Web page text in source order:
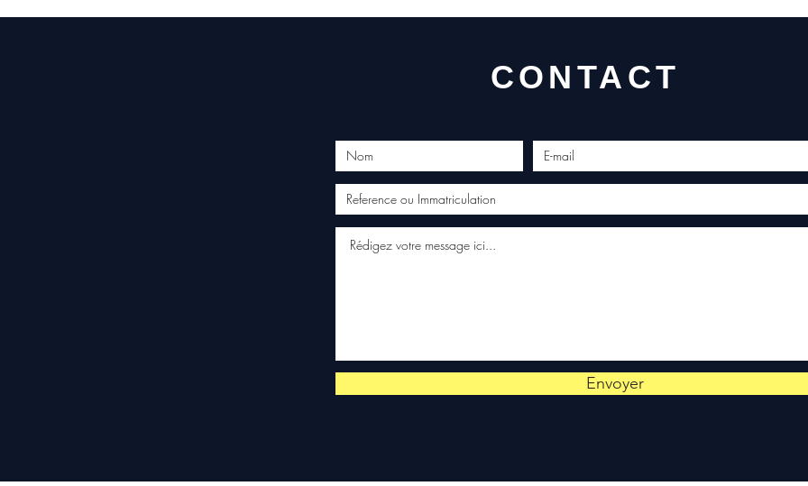
CONTACT
Envoyer